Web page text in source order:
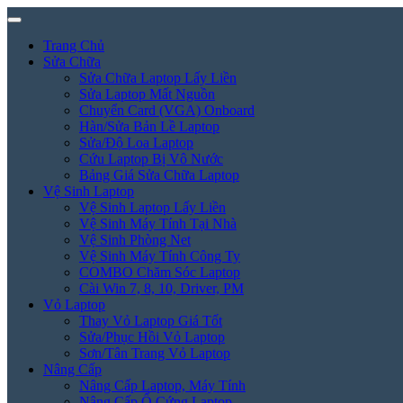
Trang Chủ
Sửa Chữa
Sửa Chữa Laptop Lấy Liền
Sửa Laptop Mất Nguồn
Chuyển Card (VGA) Onboard
Hàn/Sửa Bản Lề Laptop
Sửa/Độ Loa Laptop
Cứu Laptop Bị Vô Nước
Bảng Giá Sửa Chữa Laptop
Vệ Sinh Laptop
Vệ Sinh Laptop Lấy Liền
Vệ Sinh Máy Tính Tại Nhà
Vệ Sinh Phòng Net
Vệ Sinh Máy Tính Công Ty
COMBO Chăm Sóc Laptop
Cài Win 7, 8, 10, Driver, PM
Vỏ Laptop
Thay Vỏ Laptop Giá Tốt
Sửa/Phục Hồi Vỏ Laptop
Sơn/Tân Trang Vỏ Laptop
Nâng Cấp
Nâng Cấp Laptop, Máy Tính